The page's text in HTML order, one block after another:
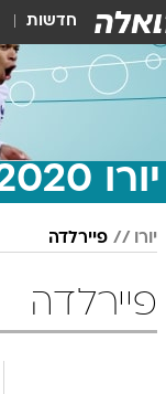
חדשות
יורו 2020
יורו פיירלדה
פיירלדה